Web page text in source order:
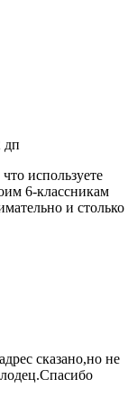
дп
используете
6-классникам
и столько
сказано,но не